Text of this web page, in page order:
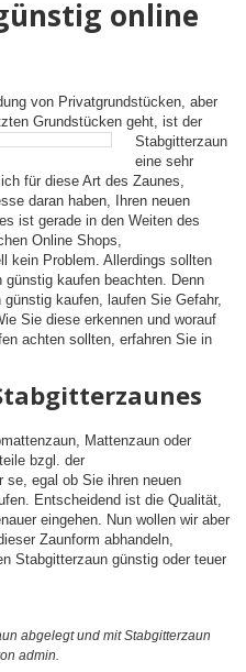
online
von Privatgrundstücken, aber
Grundstücken geht, ist der
Stabgitterzaun
eine sehr
für diese Art des Zaunes,
daran haben, Ihren neuen
ist gerade in den Weiten des
Online Shops,
kein Problem. Allerdings sollten
kaufen beachten. Denn
kaufen, laufen Sie Gefahr,
Sie diese erkennen und worauf
achten sollten, erfahren Sie in
Mattenzaun oder
bzgl. der
se, egal ob Sie ihren neuen
Entscheidend ist die Qualität,
eingehen. Nun wollen wir aber
Zaunform abhandeln,
Stabgitterzaun günstig oder teuer
abgelegt und mitStabgitterzaun
admin.